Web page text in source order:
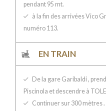
pendant 95 mt.
à la fin des arrivées Vico
numéro 113.
EN TRAIN
De la gare Garibaldi ,
Piscinola et descendre à
Continuer sur 300 mètres